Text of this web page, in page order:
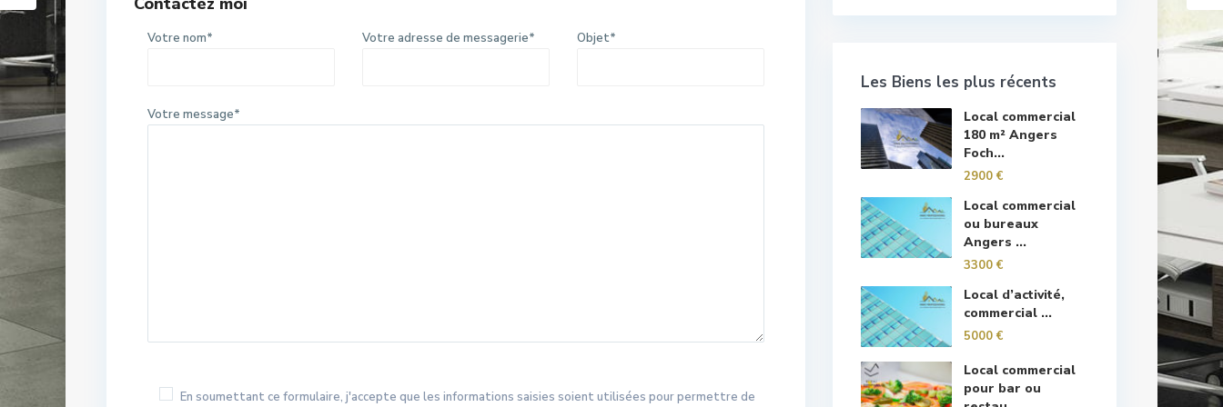
Votre nom* Votre adresse de messagerie* Objet*
Votre message*
En soumettant ce formulaire, j'accepte que les informations saisies soient utilisées pour permettre de
Les Biens les plus récents
Local commercial
180 m² Angers
Foch...
2900 €
Local commercial
ou bureaux
Angers ...
3300 €
Local d’activité,
commercial ...
5000 €
Local commercial
pour bar ou